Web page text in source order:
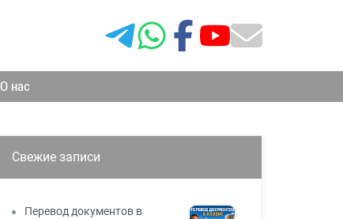
О нас
Свежие записи
Перевод документов в